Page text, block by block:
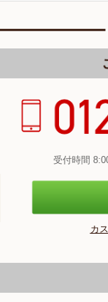
受付時間
カ